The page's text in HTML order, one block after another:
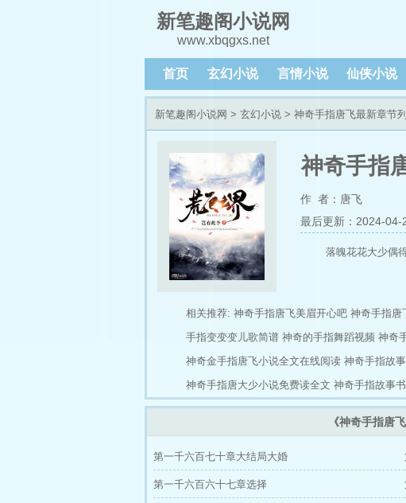
新笔趣阁小说网
www.xbqgxs.net
首页 玄幻小说 言情小说 仙侠小说
新笔趣阁小说网 > 玄幻小说 > 神奇手指唐飞最新章节
神奇手指
作 者：唐飞
最后更新：2024-04-
落魄花花大少偶
相关推荐: 神奇手指唐飞美眉开心吧 神奇手指唐
手指变变变儿歌简谱 神奇的手指舞蹈视频 神奇
神奇金手指唐飞小说全文在线阅读 神奇手指故
神奇手指唐大少小说免费读全文 神奇手指故事
《神奇手指唐
第一千六百七十章大结局大婚
第一千六百六十七章选择